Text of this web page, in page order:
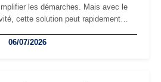
les démarches. Mais avec le
cette solution peut rapidement
image de marque… Le
06/07/2026